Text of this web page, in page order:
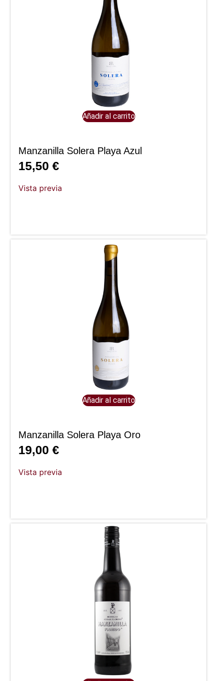
Añadir al carrito
Manzanilla Solera Playa Azul
15,50€
Vista previa
Añadir al carrito
Manzanilla Solera Playa Oro
19,00€
Vista previa